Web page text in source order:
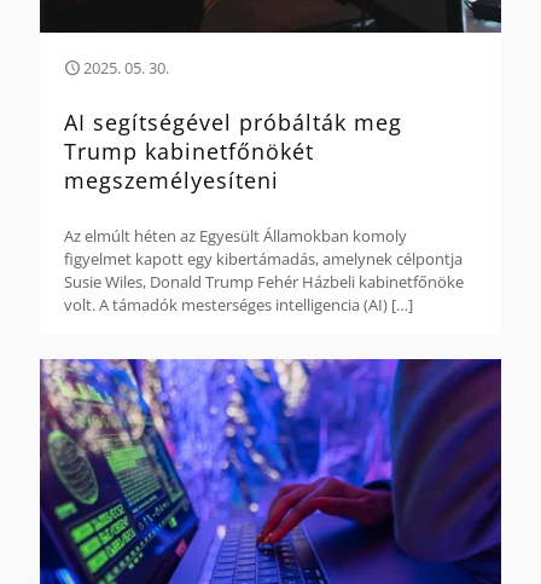
2025. 05. 30.
AI segítségével próbálták meg
Trump kabinetfőnökét
megszemélyesíteni
Az elmúlt héten az Egyesült Államokban komoly
figyelmet kapott egy kibertámadás, amelynek célpontja
Susie Wiles, Donald Trump Fehér Házbeli kabinetfőnöke
volt. A támadók mesterséges intelligencia (AI) […]